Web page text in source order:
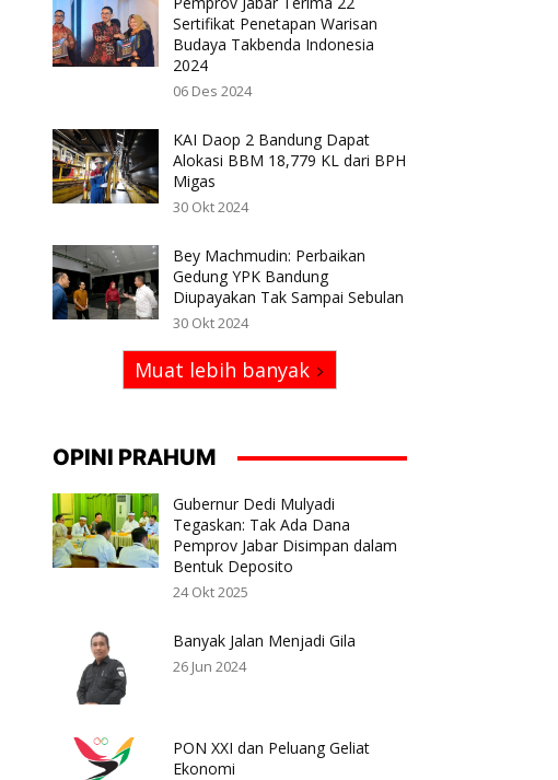
Sertifikat Penetapan Warisan
Budaya Takbenda Indonesia
2024
06 Des 2024
KAI Daop 2 Bandung Dapat
Alokasi BBM 18,779 KL dari BPH
Migas
30 Okt 2024
Bey Machmudin: Perbaikan
Gedung YPK Bandung
Diupayakan Tak Sampai Sebulan
30 Okt 2024
Muat lebih banyak
OPINI PRAHUM
Gubernur Dedi Mulyadi
Tegaskan: Tak Ada Dana
Pemprov Jabar Disimpan dalam
Bentuk Deposito
24 Okt 2025
Banyak Jalan Menjadi Gila
26 Jun 2024
PON XXI dan Peluang Geliat
Ekonomi